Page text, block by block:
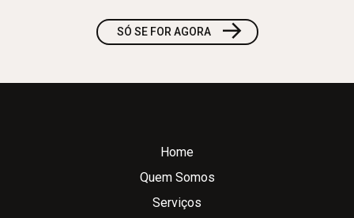
SÓ SE FOR AGORA →
Home
Quem Somos
Serviços